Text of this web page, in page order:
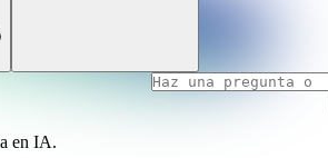
en IA.